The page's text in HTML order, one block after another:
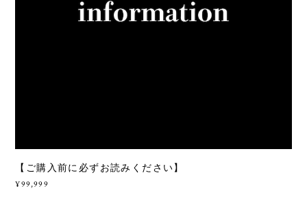
【ご購入前に必ずお読みください】
¥99,999